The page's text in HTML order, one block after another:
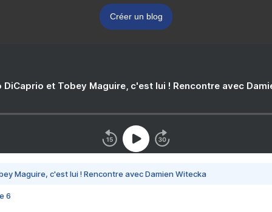
Créer un blog
DiCaprio et Tobey Maguire, c'est lui ! Rencontre avec
Maguire, c'est lui ! Rencontre avec Damien Witecka
6